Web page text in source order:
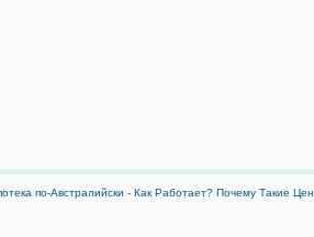
по-Австралийски - Как Работает? Почему Такие Цен